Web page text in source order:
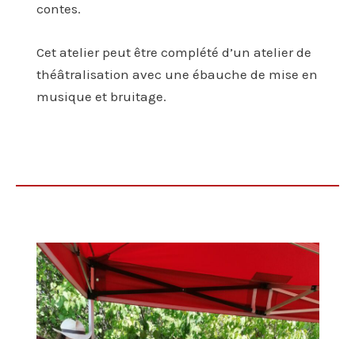
contes.
Cet atelier peut être complété d’un atelier de
théâtralisation avec une ébauche de mise en
musique et bruitage.